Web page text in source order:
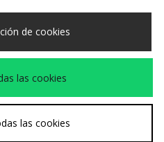
País
formas de pago
en www.jdplc.com
de cookies
las cookies
las cookies